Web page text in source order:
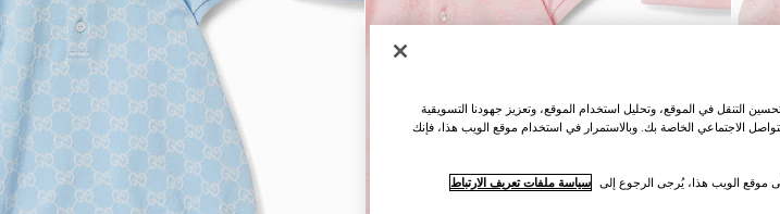
التنقل في الموقع، وتحليل استخدام الموقع، وتعزيز جهودنا التسويقية
الاجتماعي الخاصة بك. وبالاستمرار في استخدام موقع الويب هذا، فإنك
موقع الويب هذا، يُرجى الرجوع إلى سياسة ملفات تعريف الارتباط